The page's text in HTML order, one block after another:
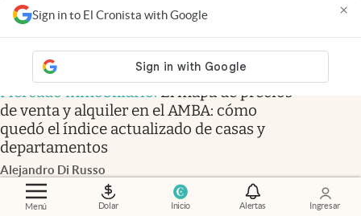
Menú Dolar Inicio Alertas Ingresar
Sign in to El Cronista with Google ×
Mercado inmobiliario. El mapa de precios
de venta y alquiler en el AMBA: cómo
quedó el índice actualizado de casas y
departamentos
Alejandro Di Russo
Members